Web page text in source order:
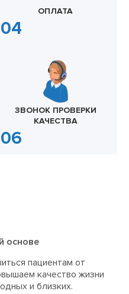
ОПЛАТА
ЗВОНОК ПРОВЕРКИ
КАЧЕСТВА
основе
пациентам от
качество жизни
и близких.